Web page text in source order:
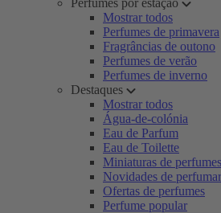
Perfumes por estação
Mostrar todos
Perfumes de primavera
Fragrâncias de outono
Perfumes de verão
Perfumes de inverno
Destaques
Mostrar todos
Água-de-colónia
Eau de Parfum
Eau de Toilette
Miniaturas de perfumes
Novidades de
Ofertas de perfumes
Perfume popular